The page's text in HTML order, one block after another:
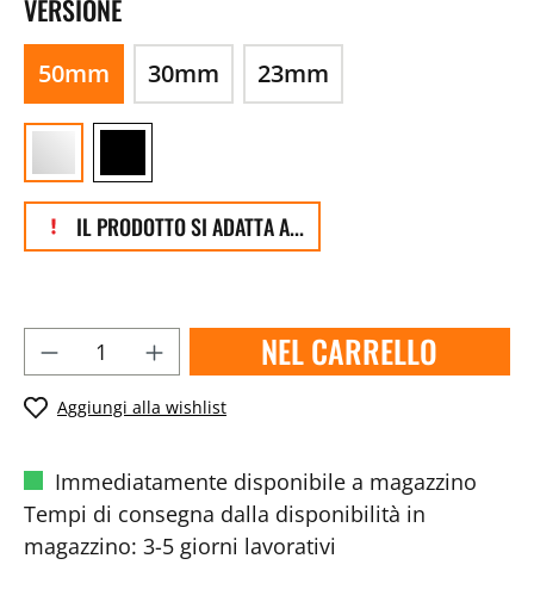
VERSIONE
50mm 30mm 23mm
IL PRODOTTO SI ADATTA A...
NEL CARRELLO
Aggiungi alla wishlist
Immediatamente disponibile a magazzino
Tempi di consegna dalla disponibilità in
magazzino: 3-5 giorni lavorativi